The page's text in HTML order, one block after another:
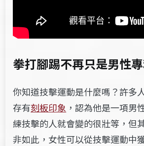
拳打腳踢不再只是男性
你知道技擊運動是什麼嗎？許多
存有刻板印象 ，認為他是一項男
練技擊的人就會變的很壯等，但
非如此，女性可以從技擊運動中